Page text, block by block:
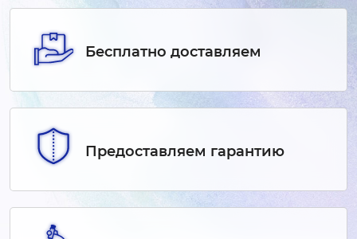
Бесплатно доставляем
Предоставляем гарантию